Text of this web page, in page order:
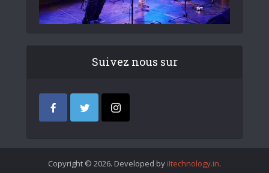
Suivez nous sur
Copyright © 2026. Developed by iItechnology.in.